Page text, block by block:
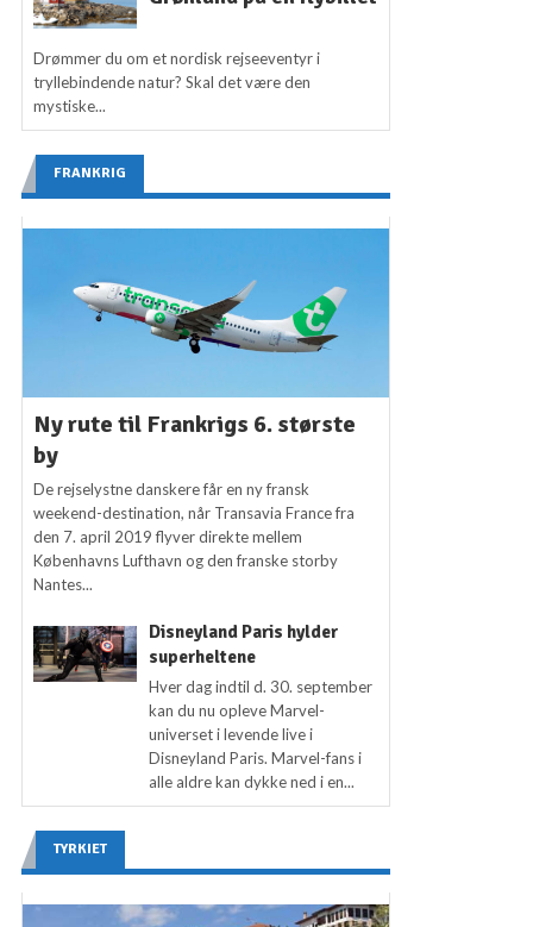
Drømmer du om et nordisk rejseeventyr i
tryllebindende natur? Skal det være den
mystiske...
FRANKRIG
Ny rute til Frankrigs 6. største
by
De rejselystne danskere får en ny fransk
weekend-destination, når Transavia France fra
den 7. april 2019 flyver direkte mellem
Københavns Lufthavn og den franske storby
Nantes...
Disneyland Paris hylder
superheltene
Hver dag indtil d. 30. september
kan du nu opleve Marvel-
universet i levende live i
Disneyland Paris. Marvel-fans i
alle aldre kan dykke ned i en...
TYRKIET